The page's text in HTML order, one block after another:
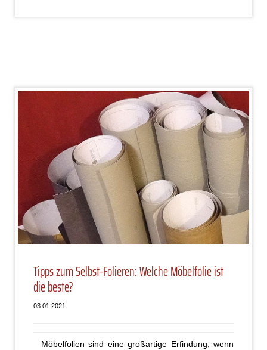
Tipps zum Selbst-Folieren: Welche Möbelfolie ist
die beste?
03.01.2021
Möbelfolien sind eine großartige Erfindung, wenn